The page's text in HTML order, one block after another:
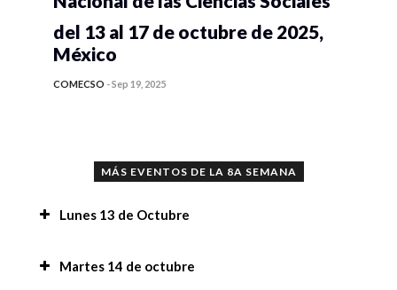
del 13 al 17 de octubre de 2025,
México
COMECSO -Sep 19, 2025
MÁS EVENTOS DE LA 8A SEMANA
Lunes 13 de Octubre
Inteligencia Artificial en la investigación y en la
Martes 14 de octubre